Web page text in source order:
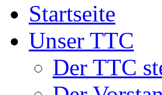
Startseite
Unser TTC
Der TTC